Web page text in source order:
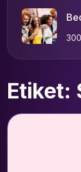
Etiket: